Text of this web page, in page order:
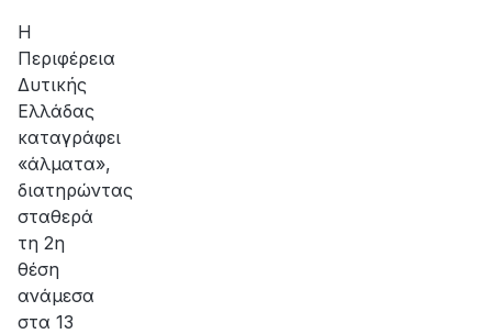
H
Περιφέρεια
Δυτικής
Ελλάδας
καταγράφει
«άλματα»,
διατηρώντας
σταθερά
τη 2η
θέση
ανάμεσα
στα 13